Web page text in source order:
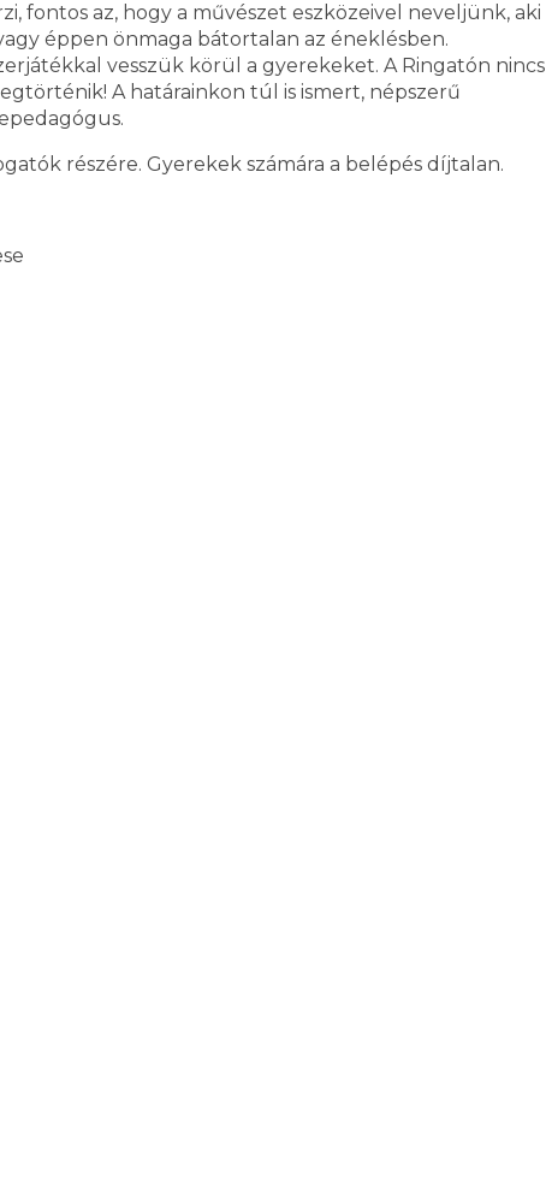
fontos az, hogy a művészet eszközeivel neveljünk, aki
éppen önmaga bátortalan az éneklésben.
vesszük körül a gyerekeket. A Ringatón nincs
A határainkon túl is ismert, népszerű
részére. Gyerekek számára a belépés díjtalan.